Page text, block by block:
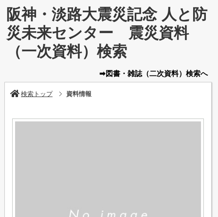
阪神・淡路大震災記念 人と防
災未来センター 震災資料
（一次資料）検索
➡図書・雑誌（二次資料） 検索へ
検索トップ 資料情報